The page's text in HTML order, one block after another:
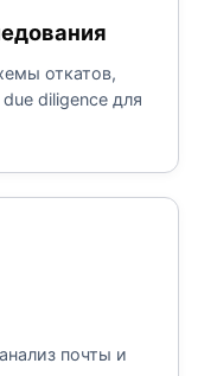
откатов,
diligence для
почты и